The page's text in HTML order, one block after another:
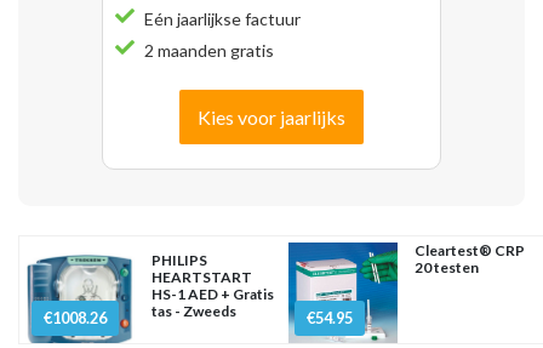
Eén jaarlijkse factuur
2 maanden gratis
Kies voor jaarlijks
€1008.26
PHILIPS
HEARTSTART
HS-1 AED + Gratis
tas - Zweeds
€54.95
Cleartest® CRP
20 testen